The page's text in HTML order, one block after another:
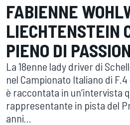
FABIENNE
LIECHTENSTEIN
PIENO DI
La 18enne lady driver di
nel Campionato Italiano di
è raccontata in un’intervista
rappresentante in pista del
anni...